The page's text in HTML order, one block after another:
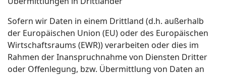
Sofern wir Daten in einem Drittland (d.h. außerhalb
der Europäischen Union (EU) oder des Europäischen
Wirtschaftsraums (EWR)) verarbeiten oder dies im
Rahmen der Inanspruchnahme von Diensten Dritter
oder Offenlegung, bzw. Übermittlung von Daten an